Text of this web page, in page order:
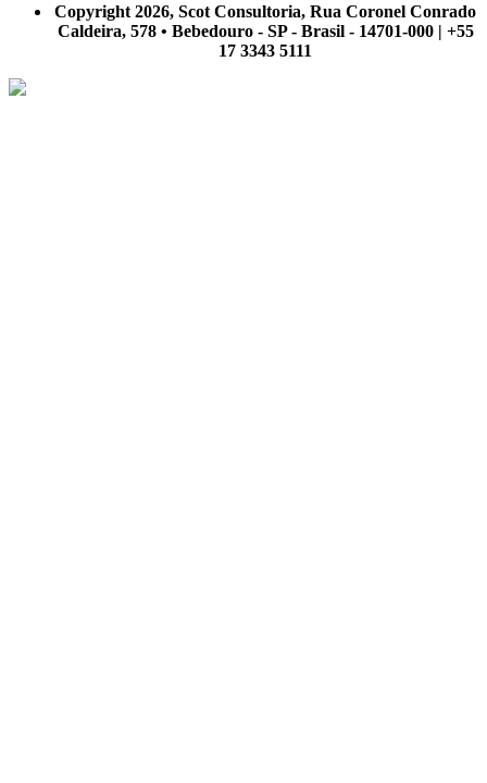
Copyright 2026, Scot Consultoria, Rua Coronel Conrado
Caldeira, 578 • Bebedouro - SP - Brasil - 14701-000 | +55
17 3343 5111